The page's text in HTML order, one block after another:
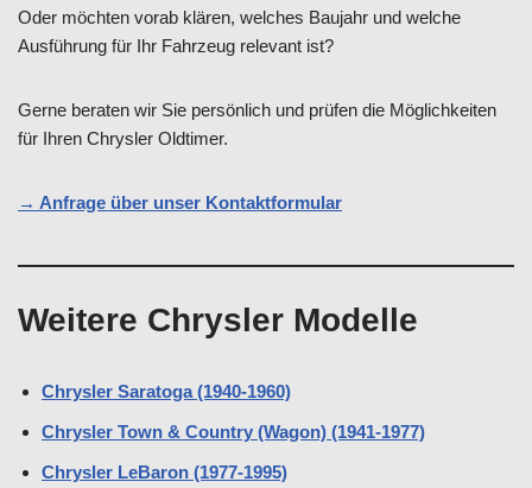
Oder möchten vorab klären, welches Baujahr und welche
Ausführung für Ihr Fahrzeug relevant ist?
Gerne beraten wir Sie persönlich und prüfen die Möglichkeiten
für Ihren Chrysler Oldtimer.
→ Anfrage über unser Kontaktformular
Weitere Chrysler Modelle
Chrysler Saratoga (1940-1960)
Chrysler Town & Country (Wagon) (1941-1977)
Chrysler LeBaron (1977-1995)